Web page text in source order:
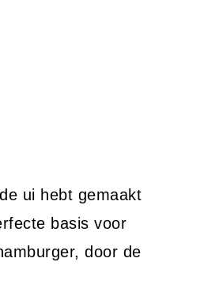
ui hebt gemaakt
basis voor
door de